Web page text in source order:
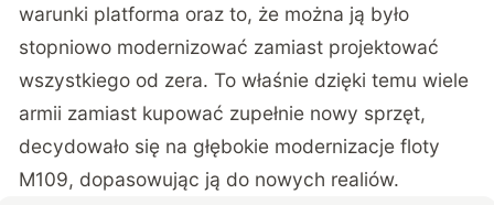
warunki platforma oraz to, że można ją było
stopniowo modernizować zamiast projektować
wszystkiego od zera. To właśnie dzięki temu wiele
armii zamiast kupować zupełnie nowy sprzęt,
decydowało się na głębokie modernizacje floty
M109, dopasowując ją do nowych realiów.